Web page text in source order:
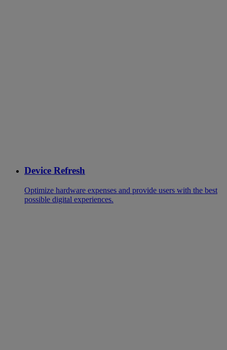
Device Refresh
Optimize hardware expenses and provide users with the best
possible digital experiences.